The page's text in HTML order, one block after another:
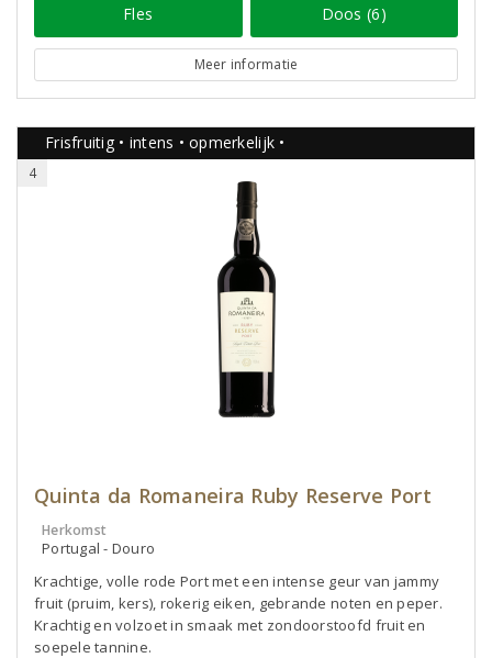
Fles Doos (6)
Meer informatie
Frisfruitig • intens • opmerkelijk •
4
Quinta da Romaneira Ruby Reserve Port
Herkomst
Portugal - Douro
Krachtige, volle rode Port met een intense geur van jammy
fruit (pruim, kers), rokerig eiken, gebrande noten en peper.
Krachtig en volzoet in smaak met zondoorstoofd fruit en
soepele tannine.